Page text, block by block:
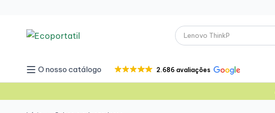
O nosso catálogo 2.686 avaliações